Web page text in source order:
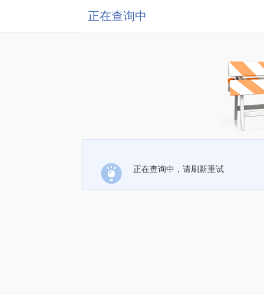
正在查询中
正在查询中，请刷新重试